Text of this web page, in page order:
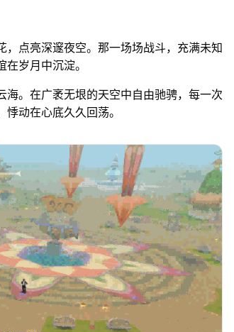
点亮深邃夜空。那一场场战斗，充满未知
岁月中沉淀。
。在广袤无垠的天空中自由驰骋，每一次
动在心底久久回荡。